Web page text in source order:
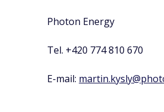
Photon Energy
Tel. +420 774 810 670
E-mail: